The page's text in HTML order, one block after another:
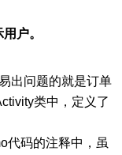
户。
出问题的就是订单
类中，定义了
代码的注释中，虽